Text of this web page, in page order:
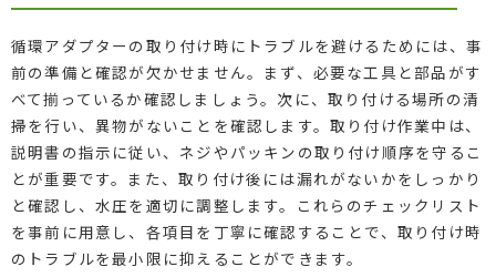
循環アダプターの取り付け時にトラブルを避けるためには、事
前の準備と確認が欠かせません。まず、必要な工具と部品がす
べて揃っているか確認しましょう。次に、取り付ける場所の清
掃を行い、異物がないことを確認します。取り付け作業中は、
説明書の指示に従い、ネジやパッキンの取り付け順序を守るこ
とが重要です。また、取り付け後には漏れがないかをしっかり
と確認し、水圧を適切に調整します。これらのチェックリスト
を事前に用意し、各項目を丁寧に確認することで、取り付け時
のトラブルを最小限に抑えることができます。